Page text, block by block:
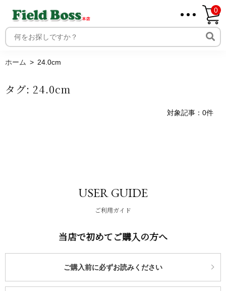
ホーム
0
ホーム 24.0cm
タグ: 24.0cm
対象記事：0件
USER GUIDE
ご利用ガイド
当店で初めてご購入の方へ
ご購入前に必ずお読みください